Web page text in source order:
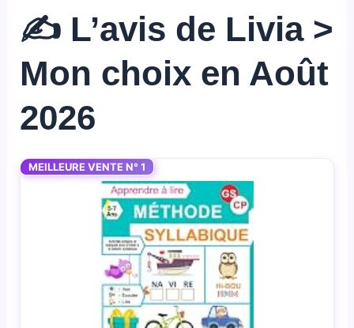
✍️ L’avis de Livia >
Mon choix en Août
2026
MEILLEURE VENTE N° 1